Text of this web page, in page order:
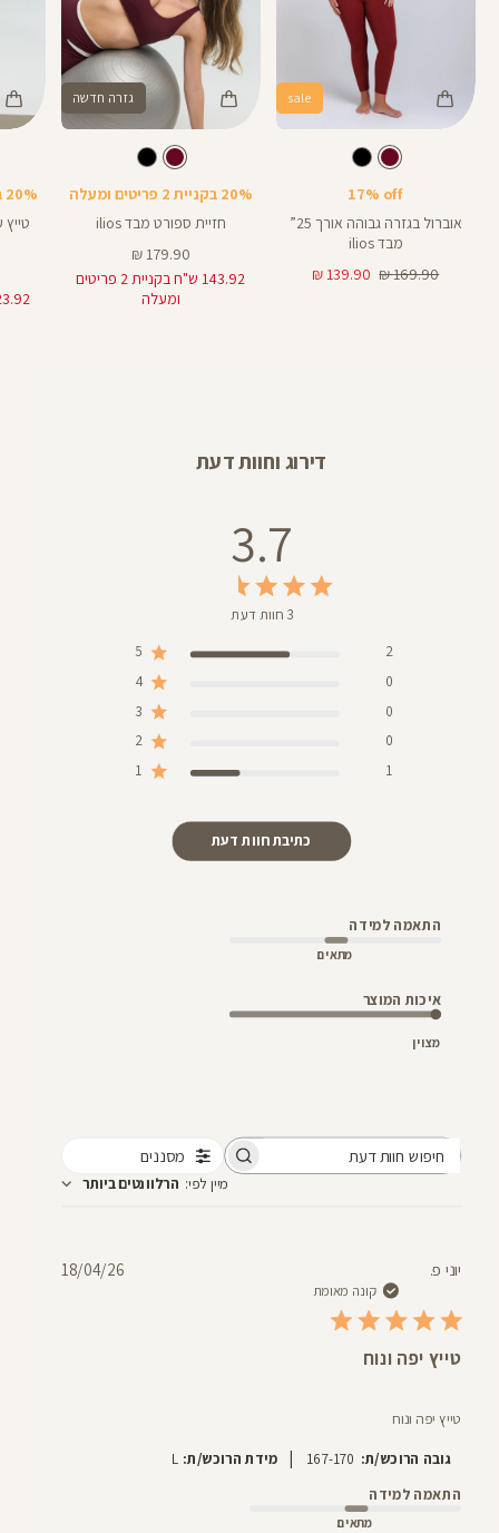
sale
צבע
בורדו
17% off
אוברול בגזרה גבוהה אורך 25”
מבד ilios
מחיר
139.90 ₪
מחיר
169.90 ₪
גזרה חדשה
צבע
בורדו
20% בקניית 2 פריטים ומעלה
חזיית ספורט מבד ilios
מחיר
מוצר
179.90 ₪
143.92 ש"ח בקניית 2 פריטים
ומעלה
28
20% בקניית 2 פריטים ומעלה
דירוג וחוות דעת
3.7
3 חוות דעת
5
2
4
0
3
0
2 0
1 1
כתיבת חוות דעת
התאמה למידה
מתאים
איכות המוצר
מצוין
מסננים
מיין לפי: הרלוונטים ביותר
יוני פ.
קונה מאומת
טייץ יפה ונוח
טייץ יפה ונוח
גובה הרוכש/ת: 167-170 מידת הרוכש/ת: L
התאמה למידה
מתאים
תאריך18/04/26